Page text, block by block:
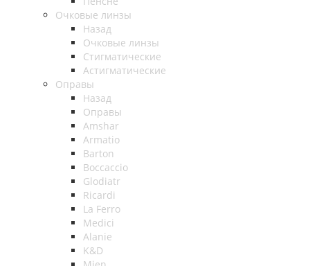
Очковые линзы
Назад
Очковые линзы
Стигматические
Астигматические
Оправы
Назад
Оправы
Amshar
Armatio
Barton
Boccaccio
Glodiatr
Ricardi
La Ferro
Medici
Alanie
K&D